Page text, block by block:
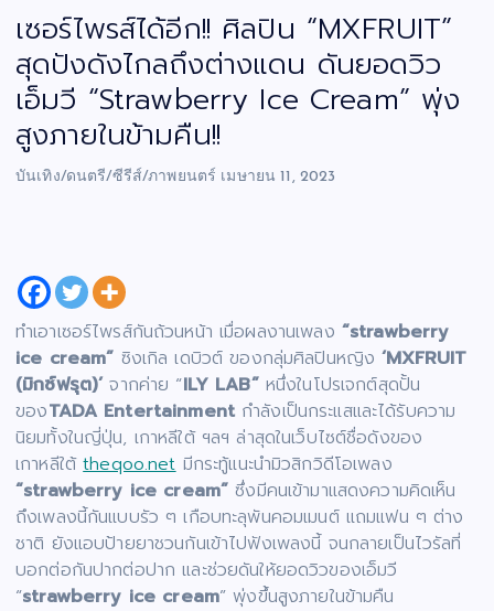
เซอร์ไพรส์ได้อีก!! ศิลปิน “MXFRUIT”
สุดปังดังไกลถึงต่างแดน ดันยอดวิว
เอ็มวี “Strawberry Ice Cream” พุ่ง
สูงภายในข้ามคืน!!
บันเทิง/ดนตรี/ซีรีส์/ภาพยนตร์ เมษายน 11, 2023
ทำเอาเซอร์ไพรส์กันถ้วนหน้า เมื่อผลงานเพลง “strawberry
ice cream” ซิงเกิล เดบิวต์ ของกลุ่มศิลปินหญิง‘MXFRUIT
(มิกซ์ฟรุต)’จากค่าย “ILY LAB”หนึ่งในโปรเจกต์สุดปั้น
ของTADA Entertainment กำลังเป็นกระแสและได้รับความ
นิยมทั้งในญี่ปุ่น, เกาหลีใต้ ฯลฯ ล่าสุดในเว็บไซต์ชื่อดังของ
เกาหลีใต้theqoo.netมีกระทู้แนะนำมิวสิกวิดีโอเพลง
“strawberry ice cream”ซึ่งมีคนเข้ามาแสดงความคิดเห็น
ถึงเพลงนี้กันแบบรัว ๆ เกือบทะลุพันคอมเมนต์ แถมแฟน ๆ ต่าง
ชาติ ยังแอบป้ายยาชวนกันเข้าไปฟังเพลงนี้ จนกลายเป็นไวรัลที่
บอกต่อกันปากต่อปาก และช่วยดันให้ยอดวิวของเอ็มวี
“strawberry ice cream” พุ่งขึ้นสูงภายในข้ามคืน